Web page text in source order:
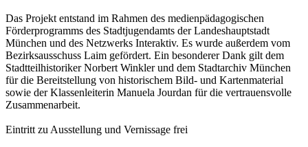
Das Projekt entstand im Rahmen des medienpädagogischen
Förderprogramms des Stadtjugendamts der Landeshauptstadt
München und des Netzwerks Interaktiv. Es wurde außerdem vom
Bezirksausschuss Laim gefördert. Ein besonderer Dank gilt dem
Stadtteilhistoriker Norbert Winkler und dem Stadtarchiv München
für die Bereitstellung von historischem Bild- und Kartenmaterial
sowie der Klassenleiterin Manuela Jourdan für die vertrauensvolle
Zusammenarbeit.
Eintritt zu Ausstellung und Vernissage frei